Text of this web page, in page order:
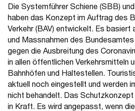
Die Systemführer Schiene (SBB)
haben das Konzept im Auftrag des
Verkehr (BAV) entwickelt. Es basiert
und Massnahmen des
gegen die Ausbreitung des
in allen öffentlichen Verkehrsmitteln
Bahnhöfen und Haltestellen.
aktuell noch eingestellt und werden
nicht behandelt. Das
in Kraft. Es wird angepasst, wenn